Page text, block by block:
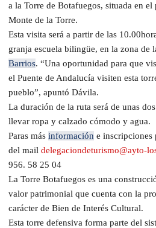
a la Torre de Botafuegos, situada en
Monte de la Torre.
Esta visita será a partir de las
granja escuela bilingüe, en la zona de
Barrios. “Una oportunidad para que
el Puente de Andalucía visiten esta
pueblo”, apuntó Dávila.
La duración de la ruta será de unas
llevar ropa y calzado cómodo y agua.
Paras más información e inscripciones
del mail delegaciondeturismo@ayto-
956. 58 25 04
La Torre Botafuegos es una
valor patrimonial que cuenta con la
carácter de Bien de Interés Cultural.
Esta torre defensiva forma parte del